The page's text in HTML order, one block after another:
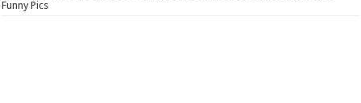
Funny Pics